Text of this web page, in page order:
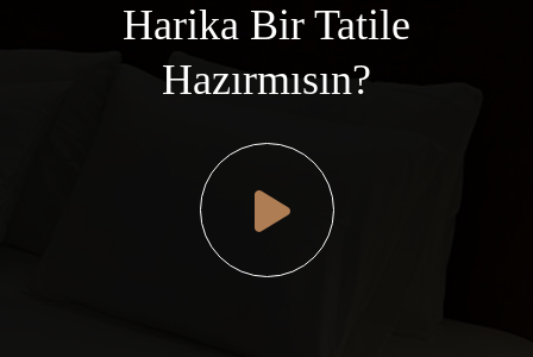
Harika Bir Tatile
Hazırmısın?